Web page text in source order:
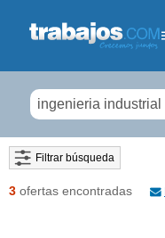
Filtrar búsqueda
3 ofertas encontradas